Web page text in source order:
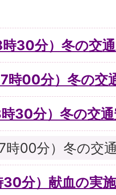
時30分）冬の交
時00分）冬の
時30分）冬の交
時00分）冬の交
分）献血の実